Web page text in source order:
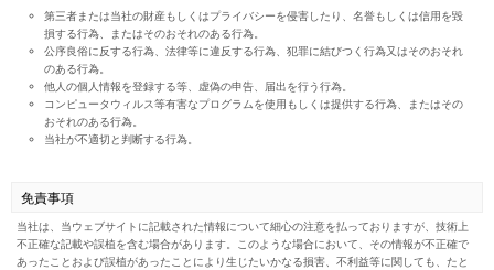
第三者または当社の財産もしくはプライバシーを侵害したり、名誉もしくは信用を毀
損する行為、またはそのおそれのある行為。
公序良俗に反する行為、法律等に違反する行為、犯罪に結びつく行為又はそのおそれ
のある行為。
他人の個人情報を登録する等、虚偽の申告、届出を行う行為。
コンピュータウィルス等有害なプログラムを使用もしくは提供する行為、またはその
おそれのある行為。
当社が不適切と判断する行為。
免責事項
当社は、当ウェブサイトに記載された情報について細心の注意を払っておりますが、技術上
不正確な記載や誤植を含む場合があります。このような場合において、その情報が不正確で
あったことおよび誤植があったことにより生じたいかなる損害、不利益等に関しても、たと